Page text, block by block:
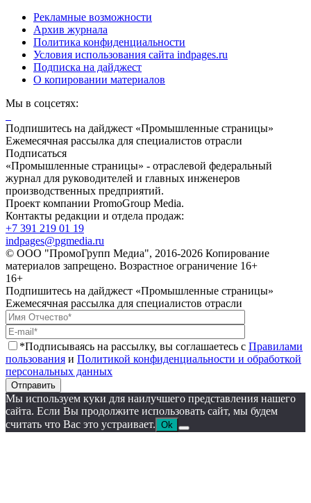
Рекламные возможности
Архив журнала
Политика конфиденциальности
Условия использования сайта indpages.ru
Подписка на дайджест
О копировании материалов
Мы в соцсетях:
Подпишитесь на дайджест «Промышленные страницы»
Ежемесячная рассылка для специалистов отрасли
Подписаться
«Промышленные страницы» - отраслевой федеральный
журнал для руководителей и главных инженеров
производственных предприятий.
Проект компании PromoGroup Media.
Контакты редакции и отдела продаж:
+7 391 219 01 19
indpages@pgmedia.ru
© ООО "ПромоГрупп Медиа", 2016-2026 Копирование
материалов запрещено. Возрастное ограничение 16+
16+
Подпишитесь на дайджест «Промышленные страницы»
Ежемесячная рассылка для специалистов отрасли
*Подписываясь на рассылку, вы соглашаетесь с Правилами
пользования и Политикой конфиденциальности и обработкой
персональных данных
Отправить
Мы используем куки для наилучшего представления нашего
сайта. Если Вы продолжите использовать сайт, мы будем
считать что Вас это устраивает. Ok